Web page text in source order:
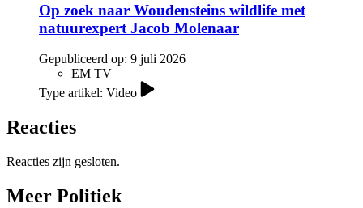
Op zoek naar Woudensteins wildlife met
natuurexpert Jacob Molenaar
Gepubliceerd op: 9 juli 2026
EM TV
Type artikel: Video
Reacties
Reacties zijn gesloten.
Meer Politiek